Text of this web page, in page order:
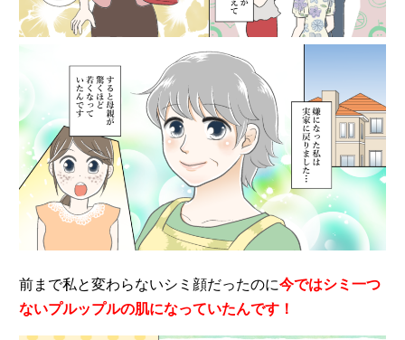
前まで私と変わらないシミ顔だったのに今ではシミ一つ
ないプルップルの肌になっていたんです！